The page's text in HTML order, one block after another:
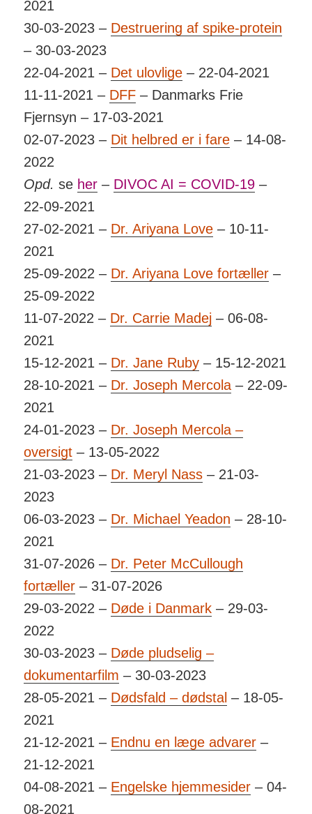
2021
30-03-2023 – Destruering af spike-protein
– 30-03-2023
22-04-2021 – Det ulovlige – 22-04-2021
11-11-2021 – DFF – Danmarks Frie
Fjernsyn – 17-03-2021
02-07-2023 – Dit helbred er i fare – 14-08-
2022
Opd. se her – DIVOC AI = COVID-19 –
22-09-2021
27-02-2021 – Dr. Ariyana Love – 10-11-
2021
25-09-2022 – Dr. Ariyana Love fortæller –
25-09-2022
11-07-2022 – Dr. Carrie Madej – 06-08-
2021
15-12-2021 – Dr. Jane Ruby – 15-12-2021
28-10-2021 – Dr. Joseph Mercola – 22-09-
2021
24-01-2023 – Dr. Joseph Mercola –
oversigt – 13-05-2022
21-03-2023 – Dr. Meryl Nass – 21-03-
2023
06-03-2023 – Dr. Michael Yeadon – 28-10-
2021
31-07-2026 – Dr. Peter McCullough
fortæller – 31-07-2026
29-03-2022 – Døde i Danmark – 29-03-
2022
30-03-2023 – Døde pludselig –
dokumentarfilm – 30-03-2023
28-05-2021 – Dødsfald – dødstal – 18-05-
2021
21-12-2021 – Endnu en læge advarer –
21-12-2021
04-08-2021 – Engelske hjemmesider – 04-
08-2021